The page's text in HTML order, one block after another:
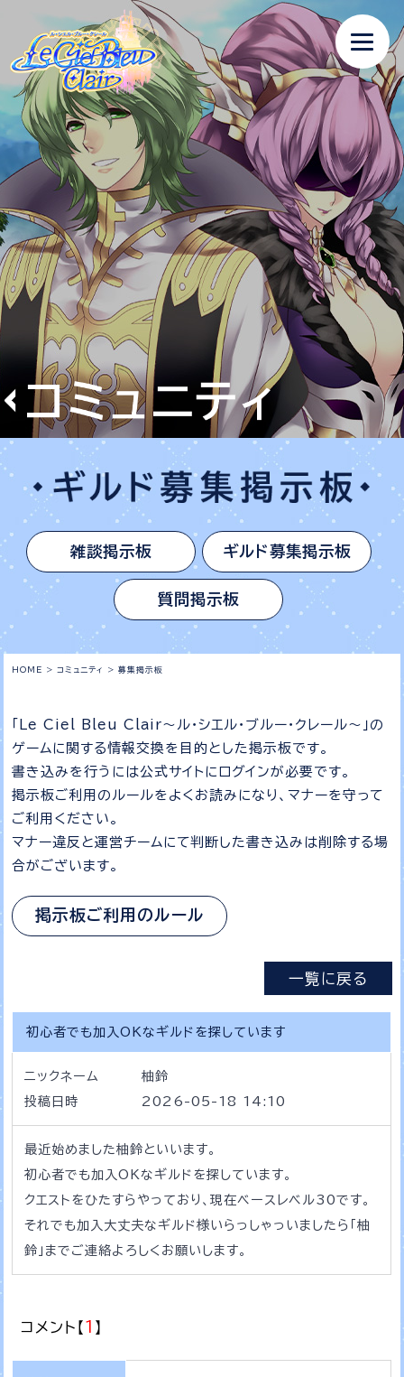
雑談掲示板 ギルド募集掲示板
質問掲示板
HOME >コミュニティ >募集掲示板
「Le Ciel Bleu Clair～ル・シエル・ブルー・クレール～」の
ゲームに関する情報交換を目的とした掲示板です。
書き込みを行うには公式サイトにログインが必要です。
掲示板ご利用のルールをよくお読みになり、マナーを守って
ご利用ください。
マナー違反と運営チームにて判断した書き込みは削除する場
合がございます。
掲示板ご利用のルール
一覧に戻る
初心者でも加入OKなギルドを探しています
ニックネーム
柚鈴
投稿日時
2026-05-18 14:10
最近始めました柚鈴といいます。
初心者でも加入OKなギルドを探しています。
クエストをひたすらやっており、現在ベースレベル30です。
それでも加入大丈夫なギルド様いらっしゃっいましたら「柚
鈴」までご連絡よろしくお願いします。
コメント【1 】